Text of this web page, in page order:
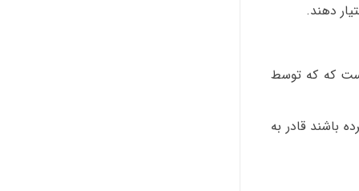
دهند.
که که توسط
باشند قادر به